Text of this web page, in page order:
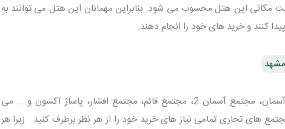
مکانی این هتل محسوب می شود. بنابراین مهمانان این هتل می توانند به
کنند و خرید های خود را انجام دهند.
بازار های تجاری هفده شهریور شامل مجتمع آسمان، مجتمع آسمان 2، مجتمع قائم، مجتمع افشار، پاساژ اکسون و ... می
های تجاری تمامی نیاز های خرید خود را از هر نظر برطرف کنید. زیرا هر